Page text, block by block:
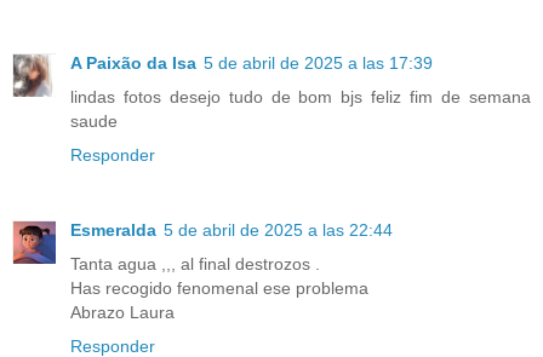
A Paixão da Isa 5 de abril de 2025 a las 17:39
lindas fotos desejo tudo de bom bjs feliz fim de semana
saude
Responder
Esmeralda 5 de abril de 2025 a las 22:44
Tanta agua ,,, al final destrozos .
Has recogido fenomenal ese problema
Abrazo Laura
Responder